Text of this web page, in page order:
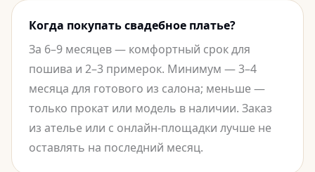
Когда покупать свадебное платье?
За 6–9 месяцев — комфортный срок для
пошива и 2–3 примерок. Минимум — 3–4
месяца для готового из салона; меньше —
только прокат или модель в наличии. Заказ
из ателье или с онлайн-площадки лучше не
оставлять на последний месяц.